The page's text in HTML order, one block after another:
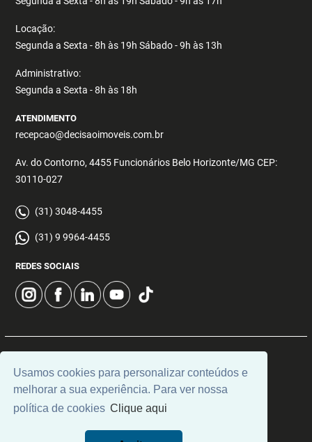
Usamos cookies para personalizar conteúdos e
melhorar a sua experiência. Para ver nossa
política de cookies Clique aqui
Locação:
Segunda a Sexta - 8h às 19h Sábado - 9h às 13h
Administrativo:
Segunda a Sexta - 8h às 18h
ATENDIMENTO
recepcao@decisaoimoveis.com.br
Av. do Contorno, 4455 Funcionários Belo Horizonte/MG CEP:
30110-027
(31) 3048-4455
(31) 9 9964-4455
REDES SOCIAIS
Universal Software.